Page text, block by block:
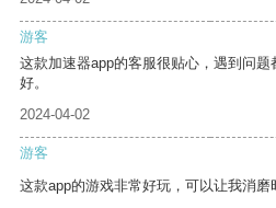
游客
这款加速器app的客服很贴心，遇到问
好。
2024-04-02
游客
这款app的游戏非常好玩，可以让我消磨